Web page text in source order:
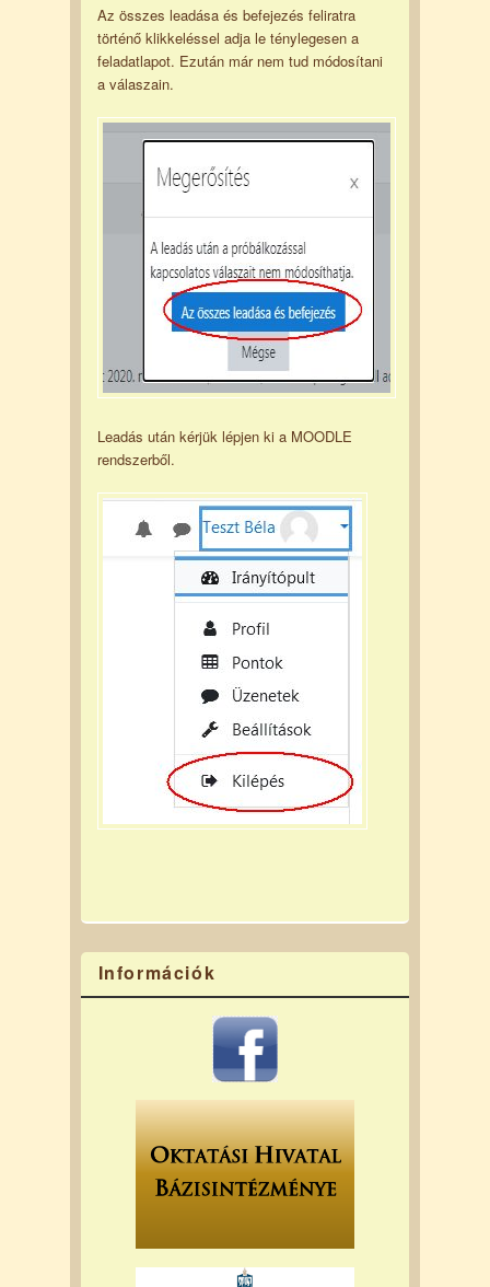
Az összes leadása és befejezés feliratra
történő klikkeléssel adja le ténylegesen a
feladatlapot. Ezután már nem tud módosítani
a válaszain.
Leadás után kérjük lépjen ki a MOODLE
rendszerből.
Információk